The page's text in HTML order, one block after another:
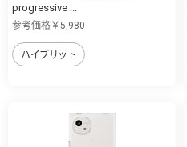
progressive ...
参考価格￥5,980
ハイブリット